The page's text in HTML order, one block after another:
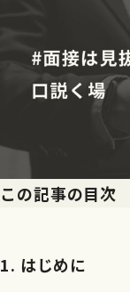
この記事の目次
3. 面接の戦略的な重
1. はじめに